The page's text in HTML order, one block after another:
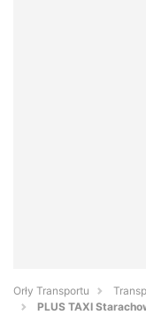
Orły Transportu
PLUS TAXI